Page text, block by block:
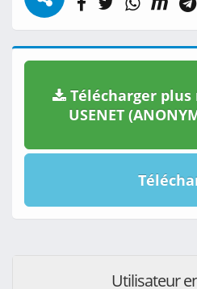
Télécharger
USENET
Utilisateur